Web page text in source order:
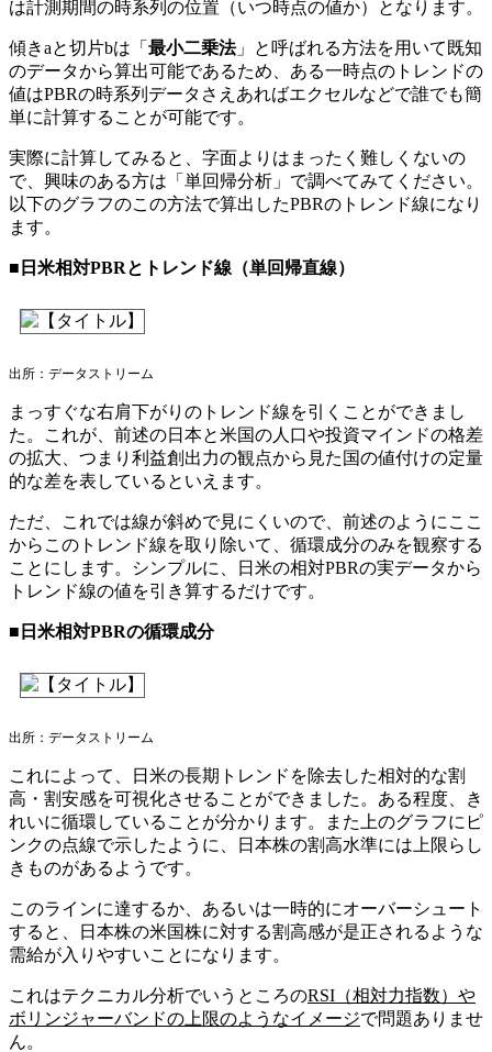
は計測期間の時系列の位置（いつ時点の値か）となります。
傾きaと切片bは「 最小二乗法」と呼ばれる方法を用いて既知
のデータから算出可能であるため、ある一時点のトレンドの
値はPBRの時系列データさえあればエクセルなどで誰でも簡
単に計算することが可能です。
実際に計算してみると、字面よりはまったく難しくないの
で、興味のある方は「単回帰分析」で調べてみてください。
以下のグラフのこの方法で算出したPBRのトレンド線になり
ます。
■日米相対PBRとトレンド線（単回帰直線）
出所：データストリーム
まっすぐな右肩下がりのトレンド線を引くことができまし
た。これが、前述の日本と米国の人口や投資マインドの格差
の拡大、つまり利益創出力の観点から見た国の値付けの定量
的な差を表しているといえます。
ただ、これでは線が斜めで見にくいので、前述のようにここ
からこのトレンド線を取り除いて、循環成分のみを観察する
ことにします。シンプルに、日米の相対PBRの実データから
トレンド線の値を引き算するだけです。
■日米相対PBRの循環成分
出所：データストリーム
これによって、日米の長期トレンドを除去した相対的な割
高・割安感を可視化させることができました。ある程度、き
れいに循環していることが分かります。また上のグラフにピ
ンクの点線で示したように、日本株の割高水準には上限らし
きものがあるようです。
このラインに達するか、あるいは一時的にオーバーシュート
すると、日本株の米国株に対する割高感が是正されるような
需給が入りやすいことになります。
これはテクニカル分析でいうところのRSI（相対力指数）や
ボリンジャーバンドの上限のようなイメージで問題ありませ
ん。